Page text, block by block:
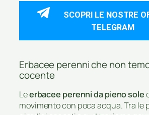
SCOPRI LE NOSTRE
TELEGRAM
Erbacee perenni che non
cocente
Leerbacee perenni da pieno sole
movimento con poca acqua. Tra le